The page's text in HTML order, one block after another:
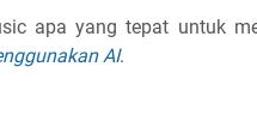
apa yang tepat untuk
AI.